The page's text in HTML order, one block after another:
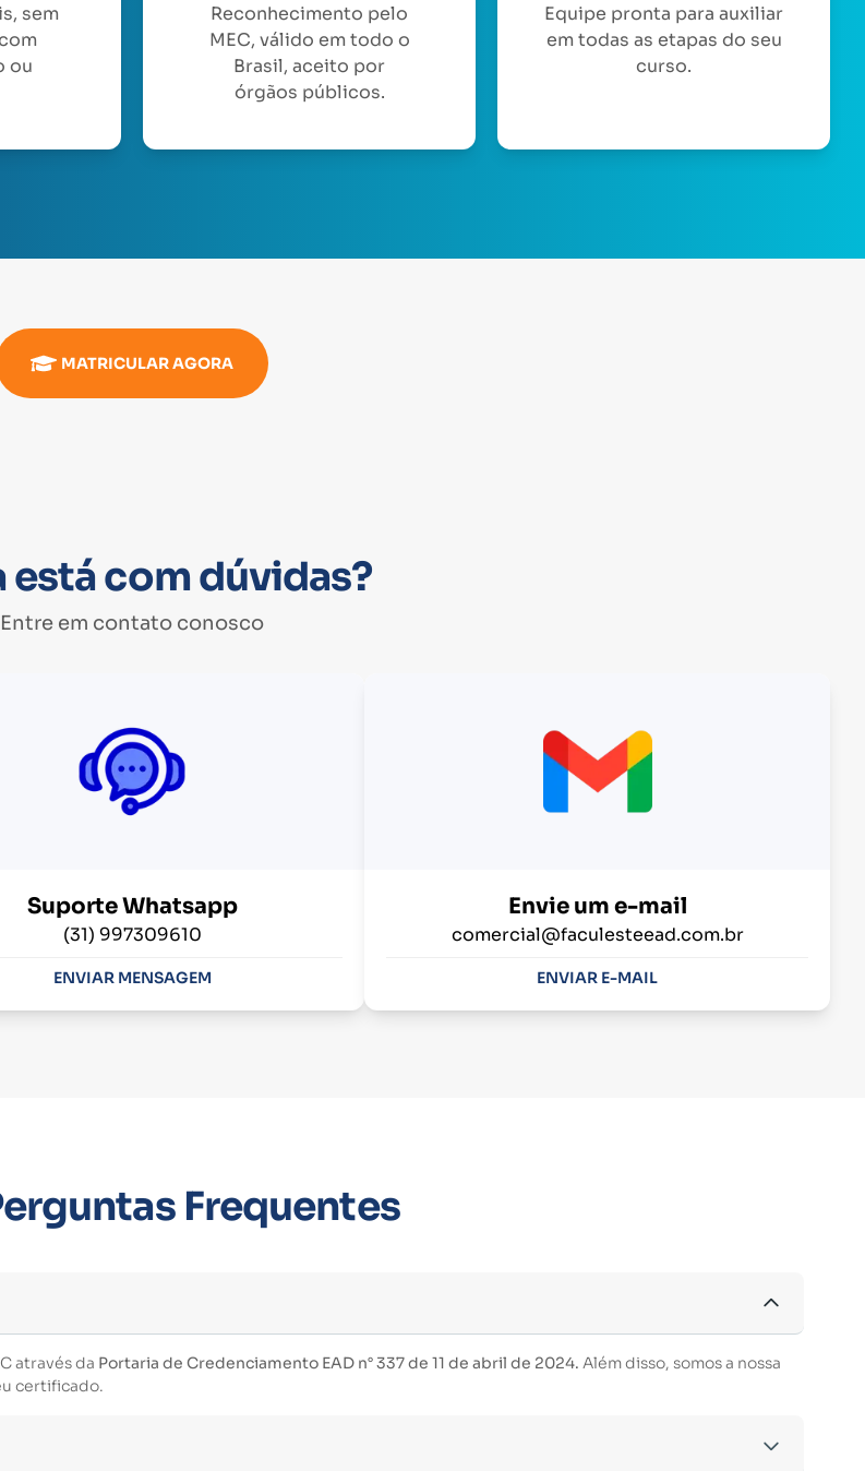
sem
ou
Reconhecimento pelo
MEC, válido em todo o
Brasil, aceito por
órgãos públicos.
Equipe pronta para auxiliar
em todas as etapas do seu
curso.
MATRICULAR AGORA
está com dúvidas?
Entre em contato conosco
Suporte Whatsapp
(31) 997309610
ENVIAR MENSAGEM
Envie um e-mail
comercial@faculesteead.com.br
ENVIAR E-MAIL
Frequentes
através da Portaria de Credenciamento EAD n° 337 de 11 de abril de 2024. Além disso, somos a nossa
certificado.